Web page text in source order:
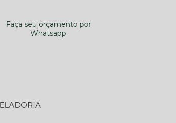
Faça seu orçamento por
Whatsapp
ZELADORIA